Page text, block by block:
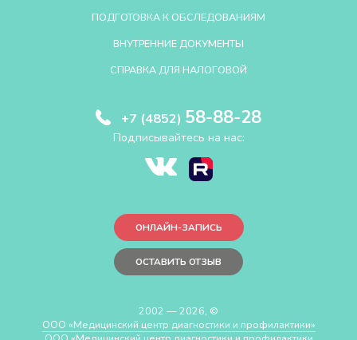
ПОДГОТОВКА К ОБСЛЕДОВАНИЯМ
ВНУТРЕННИЕ ДОКУМЕНТЫ
СПРАВКА ДЛЯ НАЛОГОВОЙ
+7 (4852) 58-88-28
Подписывайтесь на нас:
ОНЛАЙН-ЗАПИСЬ
ОСТАВИТЬ ОТЗЫВ
2002 — 2026, ©
ООО «Медицинский центр диагностики и профилактики»